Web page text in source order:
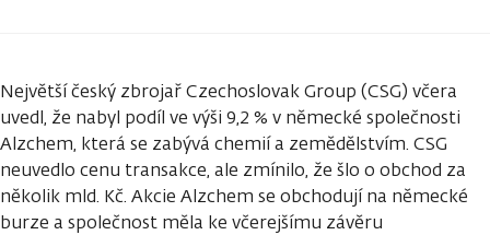
Největší český zbrojař Czechoslovak Group (CSG) včera
uvedl, že nabyl podíl ve výši 9,2 % v německé společnosti
Alzchem, která se zabývá chemií a zemědělstvím. CSG
neuvedlo cenu transakce, ale zmínilo, že šlo o obchod za
několik mld. Kč. Akcie Alzchem se obchodují na německé
burze a společnost měla ke včerejšímu závěru